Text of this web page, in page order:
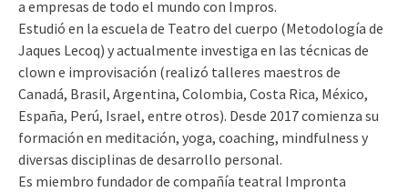
a empresas de todo el mundo con Impros.
Estudió en la escuela de Teatro del cuerpo (Metodología de
Jaques Lecoq) y actualmente investiga en las técnicas de
clown e improvisación (realizó talleres maestros de
Canadá, Brasil, Argentina, Colombia, Costa Rica, México,
España, Perú, Israel, entre otros). Desde 2017 comienza su
formación en meditación, yoga, coaching, mindfulness y
diversas disciplinas de desarrollo personal.
Es miembro fundador de compañía teatral Impronta